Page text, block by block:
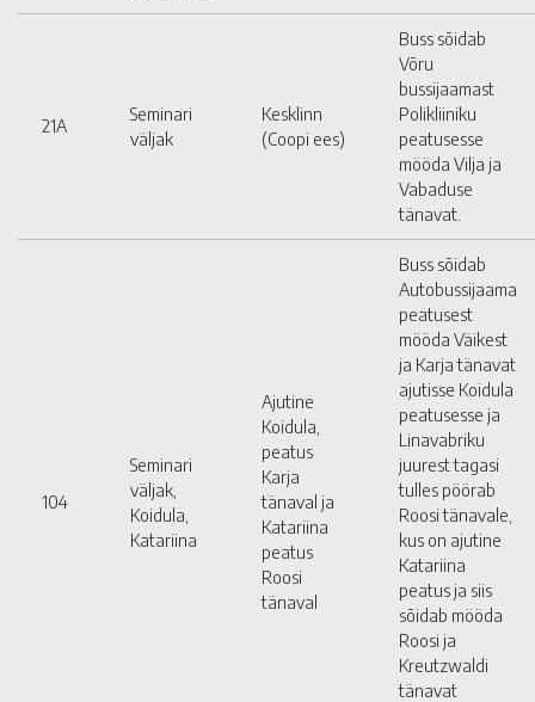
21A
Seminari
väljak
Kesklinn
(Coopi ees)
Buss sõidab
Võru
bussijaamast
Polikliiniku
peatusesse
mööda Vilja ja
Vabaduse
tänavat.
104
Seminari
väljak,
Koidula,
Katariina
Ajutine
Koidula,
peatus
Karja
tänaval ja
Katariina
peatus
Roosi
tänaval
Buss sõidab
Autobussijaama
peatusest
mööda Väikest
ja Karja tänavat
ajutisse Koidula
peatusesse ja
Linavabriku
juurest tagasi
tulles pöörab
Roosi tänavale,
kus on ajutine
Katariina
peatus ja siis
sõidab mööda
Roosi ja
Kreutzwaldi
tänavat